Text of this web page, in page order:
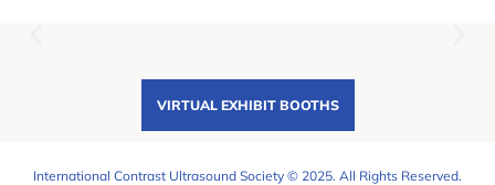
VIRTUAL EXHIBIT BOOTHS
International Contrast Ultrasound Society © 2025. All Rights Reserved.